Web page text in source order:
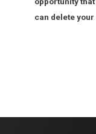
can delete